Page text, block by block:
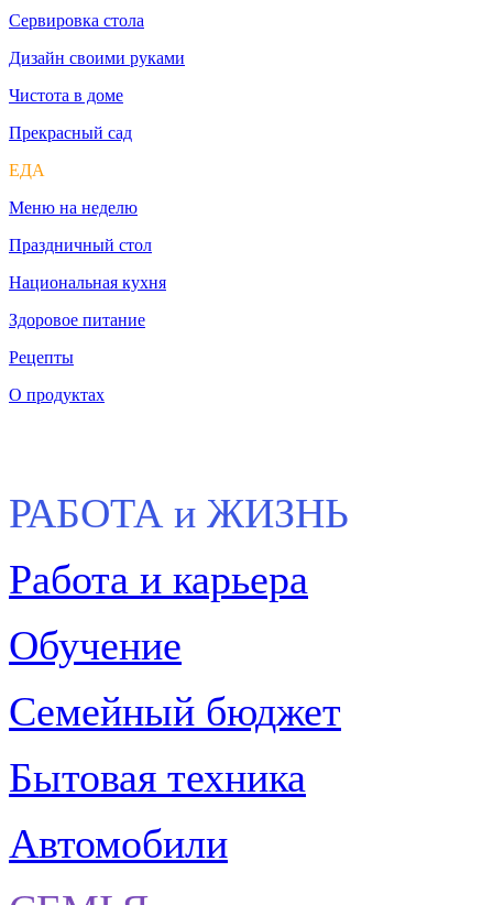
Сервировка стола
Дизайн своими руками
Чистота в доме
Прекрасный сад
ЕДА
Меню на неделю
Праздничный стол
Национальная кухня
Здоровое питание
Рецепты
О продуктах
РАБОТА и ЖИЗНЬ
Работа и карьера
Обучение
Семейный бюджет
Бытовая техника
Автомобили